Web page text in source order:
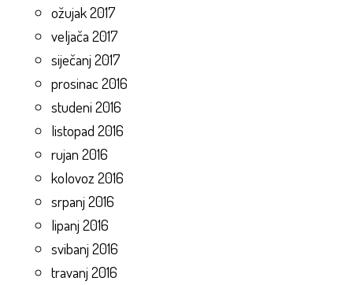
ožujak 2017
veljača 2017
siječanj 2017
prosinac 2016
studeni 2016
listopad 2016
rujan 2016
kolovoz 2016
srpanj 2016
lipanj 2016
svibanj 2016
travanj 2016